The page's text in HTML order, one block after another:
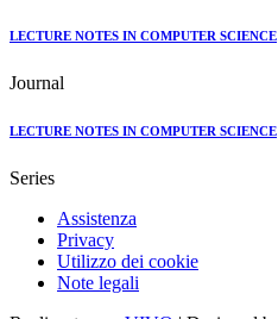
LECTURE NOTES IN COMPUTER SCIENCE
Journal
LECTURE NOTES IN COMPUTER SCIENCE
Series
Assistenza
Privacy
Utilizzo dei cookie
Note legali